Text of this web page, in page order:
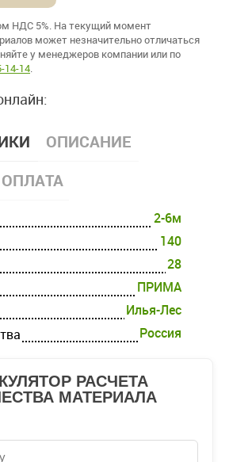
НДС 5%. На текущий момент
может незначительно отличаться
у менеджеров компании или по
14-14.
ОПИСАНИЕ
ОПЛАТА
2-6м
140
28
ПРИМА
Илья-Лес
Россия
РАСЧЕТА
МАТЕРИАЛА